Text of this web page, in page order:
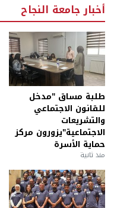
أخبار جامعة النجاح
طلبة مساق "مدخل
للقانون الاجتماعي
والتشريعات
الاجتماعية"يزورون مركز
حماية الأسرة
منذ ثانية